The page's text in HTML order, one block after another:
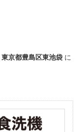
東京都豊島区東池袋 に